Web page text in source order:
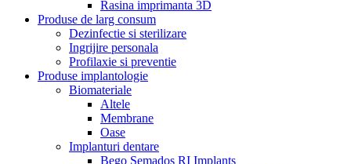
Rasina imprimanta 3D
Produse de larg consum
Dezinfectie si sterilizare
Ingrijire personala
Profilaxie si preventie
Produse implantologie
Biomateriale
Altele
Membrane
Oase
Implanturi dentare
Bego Semados RI Implants